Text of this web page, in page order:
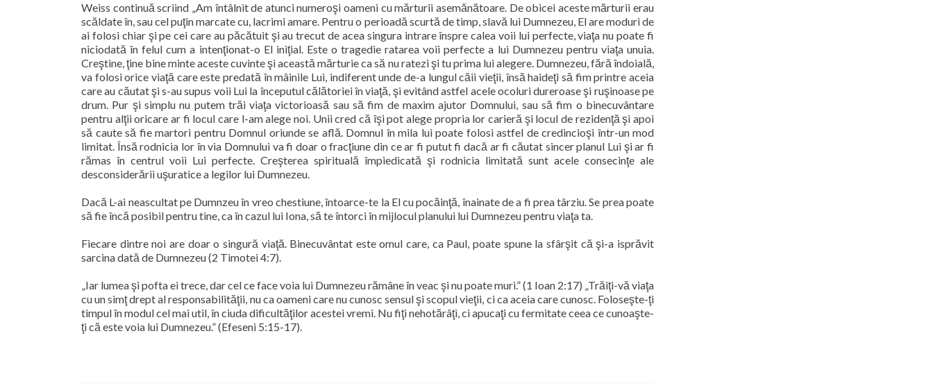
Weiss continuă scriind „Am întâlnit de atunci numeroşi oameni cu mărturii asemănătoare. De obicei aceste mărturii erau
scăldate în, sau cel puţin marcate cu, lacrimi amare. Pentru o perioadă scurtă de timp, slavă lui Dumnezeu, El are moduri de
ai folosi chiar şi pe cei care au păcătuit şi au trecut de acea singura intrare înspre calea voii lui perfecte, viaţa nu poate fi
niciodată în felul cum a intenţionat-o El iniţial. Este o tragedie ratarea voii perfecte a lui Dumnezeu pentru viaţa unuia.
Creştine, ţine bine minte aceste cuvinte şi această mărturie ca să nu ratezi şi tu prima lui alegere. Dumnezeu, fără îndoială,
va folosi orice viaţă care este predată în mâinile Lui, indiferent unde de-a lungul căii vieţii, însă haideţi să fim printre aceia
care au căutat şi s-au supus voii Lui la începutul călătoriei în viaţă, şi evitând astfel acele ocoluri dureroase şi ruşinoase pe
drum. Pur şi simplu nu putem trăi viaţa victorioasă sau să fim de maxim ajutor Domnului, sau să fim o binecuvântare
pentru alţii oricare ar fi locul care l-am alege noi. Unii cred că îşi pot alege propria lor carieră şi locul de rezidenţă şi apoi
să caute să fie martori pentru Domnul oriunde se află. Domnul în mila lui poate folosi astfel de credincioşi într-un mod
limitat. Însă rodnicia lor în via Domnului va fi doar o fracţiune din ce ar fi putut fi dacă ar fi căutat sincer planul Lui şi ar fi
rămas în centrul voii Lui perfecte. Creşterea spirituală împiedicată şi rodnicia limitată sunt acele consecinţe ale
desconsiderării uşuratice a legilor lui Dumnezeu.
Dacă L-ai neascultat pe Dumnzeu în vreo chestiune, întoarce-te la El cu pocăinţă, înainate de a fi prea târziu. Se prea poate
să fie încă posibil pentru tine, ca în cazul lui Iona, să te întorci în mijlocul planului lui Dumnezeu pentru viaţa ta.
Fiecare dintre noi are doar o singură viaţă. Binecuvântat este omul care, ca Paul, poate spune la sfârşit că şi-a isprăvit
sarcina dată de Dumnezeu (2 Timotei 4:7).
„Iar lumea şi pofta ei trece, dar cel ce face voia lui Dumnezeu rămâne în veac şi nu poate muri.” (1 Ioan 2:17) „Trăiţi-vă viaţa
cu un simţ drept al responsabilităţii, nu ca oameni care nu cunosc sensul şi scopul vieţii, ci ca aceia care cunosc. Foloseşte-ţi
timpul în modul cel mai util, în ciuda dificultăţilor acestei vremi. Nu fiţi nehotărâţi, ci apucaţi cu fermitate ceea ce cunoaşte-
ţi că este voia lui Dumnezeu.” (Efeseni 5:15-17).